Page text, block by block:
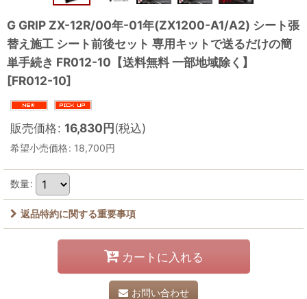
G GRIP ZX-12R/00年-01年(ZX1200-A1/A2) シート張
替え施工 シート前後セット 専用キットで送るだけの簡
単手続き FR012-10【送料無料 一部地域除く】
[FR012-10]
販売価格: 16,830円(税込)
希望小売価格: 18,700円
数量:
返品特約に関する重要事項
カートに入れる
お問い合わせ